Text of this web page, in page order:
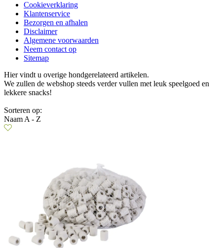
Cookieverklaring
Klantenservice
Bezorgen en afhalen
Disclaimer
Algemene voorwaarden
Neem contact op
Sitemap
Hier vindt u overige hondgerelateerd artikelen.
We zullen de webshop steeds verder vullen met leuk speelgoed en
lekkere snacks!
Sorteren op:
Naam A - Z